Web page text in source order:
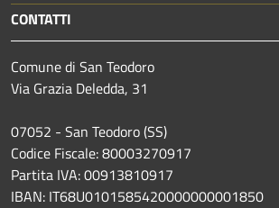
CONTATTI
Comune di San Teodoro
Via Grazia Deledda, 31
07052 - San Teodoro (SS)
Codice Fiscale: 80003270917
Partita IVA: 00913810917
IBAN: IT68U0101585420000000001850